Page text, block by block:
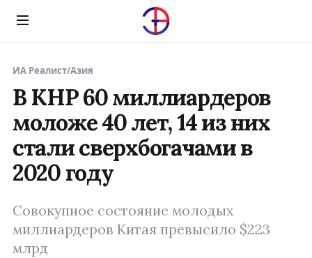
Menu
ИА Реалист/Азия
В КНР 60 миллиардеров
моложе 40 лет, 14 из них
стали сверхбогачами в
2020 году
Совокупное состояние молодых
миллиардеров Китая превысило $223
млрд